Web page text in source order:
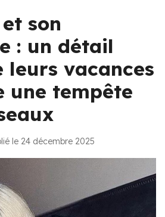
son
: un détail
leurs vacances
une tempête
le 24 décembre 2025